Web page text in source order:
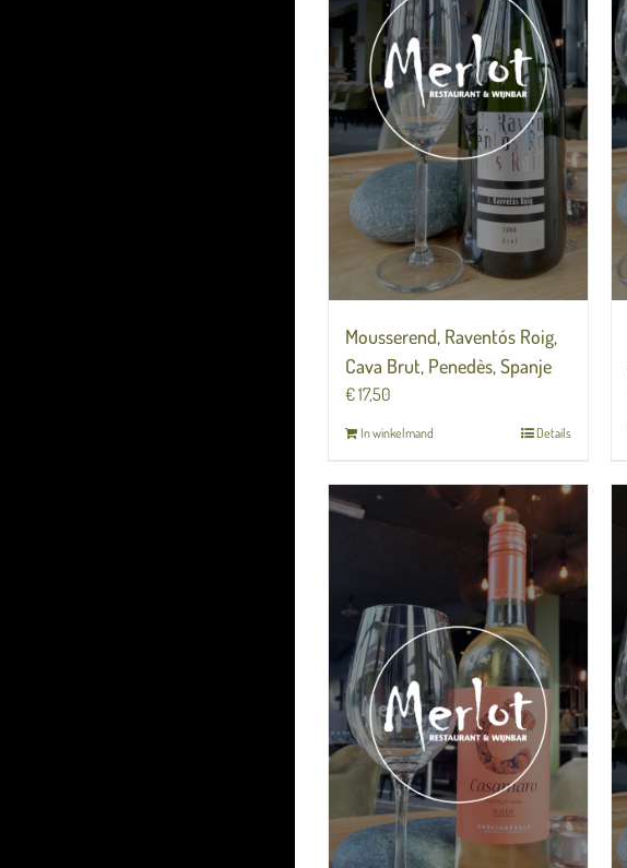
Mousserend, Raventós Roig,
Cava Brut, Penedès, Spanje
€17,50
In winkelmand Details